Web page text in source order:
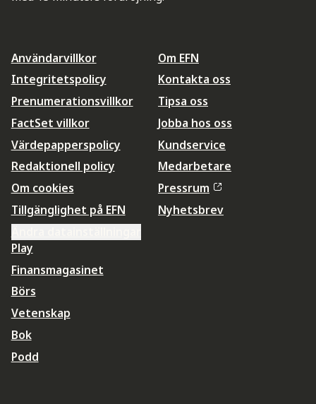
Användarvillkor
Integritetspolicy
Prenumerationsvillkor
FactSet villkor
Värdepapperspolicy
Redaktionell policy
Om cookies
Tillgänglighet på EFN
Om EFN
Kontakta oss
Tipsa oss
Jobba hos oss
Kundservice
Medarbetare
Pressrum
Nyhetsbrev
Play
Finansmagasinet
Börs
Vetenskap
Bok
Podd